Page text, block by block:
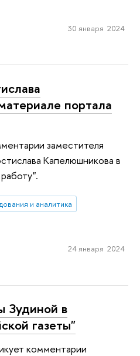
30 января 2024
портала
заместителя
Капелюшникова в
и аналитика
24 января 2024
Зудиной в
газеты"
комментарии